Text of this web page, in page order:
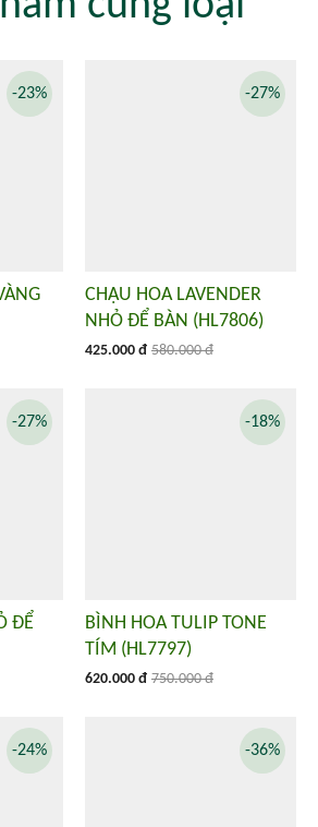
-23%
CHẬU HOA LAVENDER
NHỎ ĐỂ BÀN (HL7806)
425.000 đ 580.000 đ
-27%
ĐỂ
-27%
BÌNH HOA TULIP TONE
TÍM (HL7797)
620.000 đ 750.000 đ
-18%
-24% -36%